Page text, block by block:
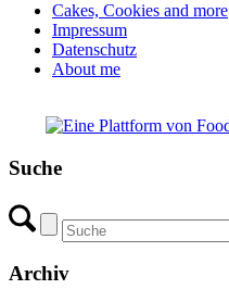
Cakes, Cookies and more
Impressum
Datenschutz
About me
Suche
Archiv